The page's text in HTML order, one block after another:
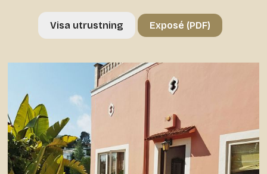
Visa utrustning Exposé (PDF)